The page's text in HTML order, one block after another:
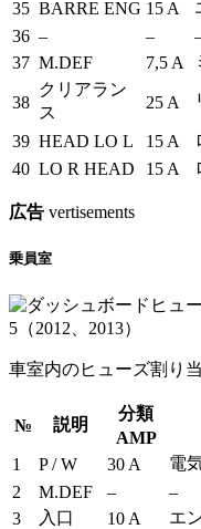
35 BARRE ENG 15 A
36 – –
37 M.DEF 7,5 A
38
クリアラン
ス
25 A
39 HEAD LO L 15 A
40 LO R HEAD 15 A
広告 vertisements
乗員室
車室内のヒューズ割り当
№ 説明
分類
AMP
1 P / W 30 A
電
2
M.DEF –
–
3
入口 10 A
エ